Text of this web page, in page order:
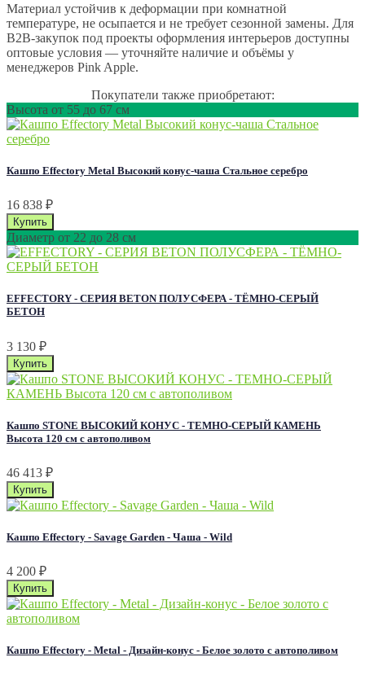
Материал устойчив к деформации при комнатной
температуре, не осыпается и не требует сезонной замены. Для
B2B-закупок под проекты оформления интерьеров доступны
оптовые условия — уточняйте наличие и объёмы у
менеджеров Pink Apple.
Покупатели также приобретают:
Высота от 55 до 67 см
Кашпо Effectory Metal Высокий конус-чаша Стальное серебро
16 838 ₽
Диаметр от 22 до 28 см
EFFECTORY - СЕРИЯ BETON ПОЛУСФЕРА - ТЁМНО-СЕРЫЙ
БЕТОН
3 130 ₽
Кашпо STONE ВЫСОКИЙ КОНУС - ТЕМНО-СЕРЫЙ КАМЕНЬ
Высота 120 см с автополивом
46 413 ₽
Кашпо Effectory - Savage Garden - Чаша - Wild
4 200 ₽
Кашпо Effectory - Metal - Дизайн-конус - Белое золото с автополивом